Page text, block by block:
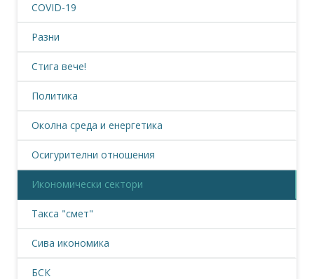
COVID-19
Разни
Стига вече!
Политика
Околна среда и енергетика
Осигурителни отношения
Икономически сектори
Такса "смет"
Сива икономика
БСК